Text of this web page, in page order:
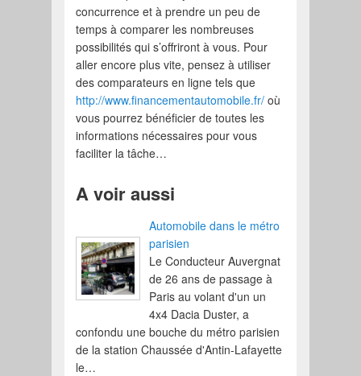
concurrence et à prendre un peu de
temps à comparer les nombreuses
possibilités qui s’offriront à vous. Pour
aller encore plus vite, pensez à utiliser
des comparateurs en ligne tels que
http://www.financementautomobile.fr/ où
vous pourrez bénéficier de toutes les
informations nécessaires pour vous
faciliter la tâche…
A voir aussi
Automobile dans le métro
parisien
Le Conducteur Auvergnat
de 26 ans de passage à
Paris au volant d'un un
4x4 Dacia Duster, a
confondu une bouche du métro parisien
de la station Chaussée d'Antin-Lafayette
le…